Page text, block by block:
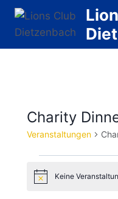
Zum
Charity
Veranstaltungen
HinweisKeine